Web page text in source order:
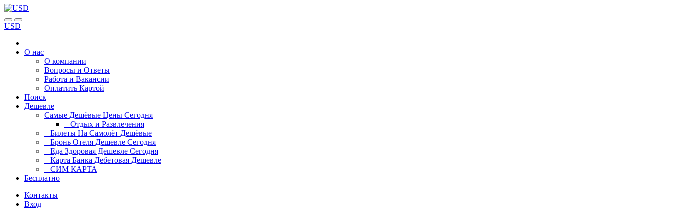
USD
О нас
О компании
Вопросы и Ответы
Работа и Вакансии
Оплатить Картой
Поиск
Дешевле
Самые Дешёвые Цены Сегодня
Отдых и Развлечения
Билеты На Самолёт Дешёвые
Бронь Отеля Дешевле Сегодня
Еда Здоровая Дешевле Сегодня
Карта Банка Дебетовая Дешевле
СИМ КАРТА
Бесплатно
Контакты
Вход